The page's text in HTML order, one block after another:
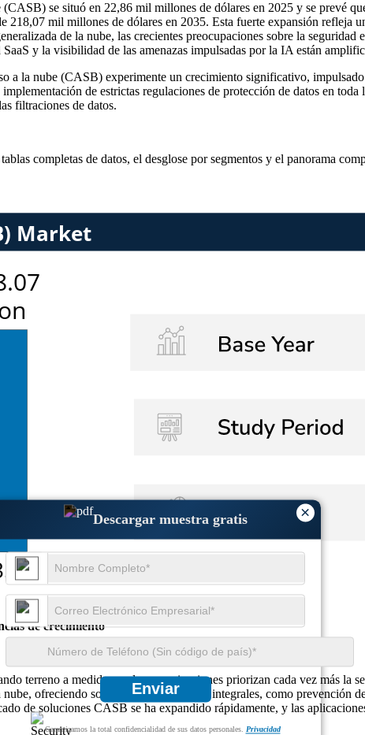
×
Descargar muestra gratis
Enviar
Garantizamos la total confidencialidad de sus datos personales. Privacidad
se situó en 22,86 mil millones de dólares en 2025 y se prevé
mil millones de dólares en 2035. Esta fuerte expansión refleja
de la nube, las crecientes preocupaciones sobre la seguridad
y la visibilidad de las amenazas impulsadas por la IA están
a la nube (CASB) experimente un crecimiento significativo,
de estrictas regulaciones de protección de datos en
filtraciones de datos.
tablas completas de datos, el desglose por segmentos y el panorama
de crecimiento
terreno a medida que las organizaciones priorizan cada vez más la
ofreciendo soluciones de seguridad integrales, como prevención
de soluciones CASB se ha expandido rápidamente, y las